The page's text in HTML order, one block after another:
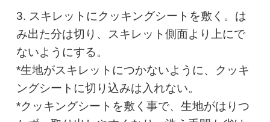
3. スキレットにクッキングシートを敷く。は
み出た分は切り、スキレット側面より上にで
ないようにする。
*生地がスキレットにつかないように、クッキ
ングシートに切り込みは入れない。
*クッキングシートを敷く事で、生地がはりつ